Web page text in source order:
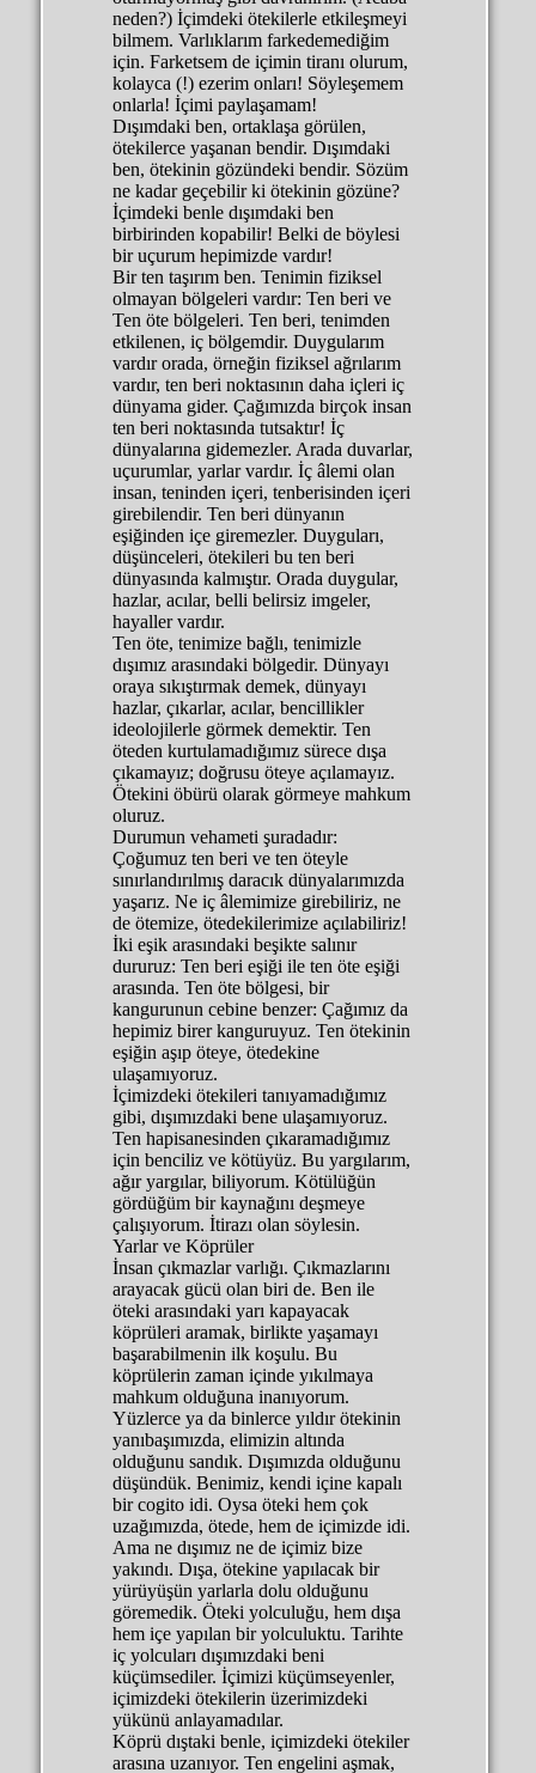
neden?) İçimdeki ötekilerle etkileşmeyi
bilmem. Varlıklarım farkedemediğim
için. Farketsem de içimin tiranı olurum,
kolayca (!) ezerim onları! Söyleşemem
onlarla! İçimi paylaşamam!
Dışımdaki ben, ortaklaşa görülen,
ötekilerce yaşanan bendir. Dışımdaki
ben, ötekinin gözündeki bendir. Sözüm
ne kadar geçebilir ki ötekinin gözüne?
İçimdeki benle dışımdaki ben
birbirinden kopabilir! Belki de böylesi
bir uçurum hepimizde vardır!
Bir ten taşırım ben. Tenimin fiziksel
olmayan bölgeleri vardır: Ten beri ve
Ten öte bölgeleri. Ten beri, tenimden
etkilenen, iç bölgemdir. Duygularım
vardır orada, örneğin fiziksel ağrılarım
vardır, ten beri noktasının daha içleri iç
dünyama gider. Çağımızda birçok insan
ten beri noktasında tutsaktır! İç
dünyalarına gidemezler. Arada duvarlar,
uçurumlar, yarlar vardır. İç âlemi olan
insan, teninden içeri, tenberisinden içeri
girebilendir. Ten beri dünyanın
eşiğinden içe giremezler. Duyguları,
düşünceleri, ötekileri bu ten beri
dünyasında kalmıştır. Orada duygular,
hazlar, acılar, belli belirsiz imgeler,
hayaller vardır.
Ten öte, tenimize bağlı, tenimizle
dışımız arasındaki bölgedir. Dünyayı
oraya sıkıştırmak demek, dünyayı
hazlar, çıkarlar, acılar, bencillikler
ideolojilerle görmek demektir. Ten
öteden kurtulamadığımız sürece dışa
çıkamayız; doğrusu öteye açılamayız.
Ötekini öbürü olarak görmeye mahkum
oluruz.
Durumun vehameti şuradadır:
Çoğumuz ten beri ve ten öteyle
sınırlandırılmış daracık dünyalarımızda
yaşarız. Ne iç âlemimize girebiliriz, ne
de ötemize, ötedekilerimize açılabiliriz!
İki eşik arasındaki beşikte salınır
dururuz: Ten beri eşiği ile ten öte eşiği
arasında. Ten öte bölgesi, bir
kangurunun cebine benzer: Çağımız da
hepimiz birer kanguruyuz. Ten ötekinin
eşiğin aşıp öteye, ötedekine
ulaşamıyoruz.
İçimizdeki ötekileri tanıyamadığımız
gibi, dışımızdaki bene ulaşamıyoruz.
Ten hapisanesinden çıkaramadığımız
için benciliz ve kötüyüz. Bu yargılarım,
ağır yargılar, biliyorum. Kötülüğün
gördüğüm bir kaynağını deşmeye
çalışıyorum. İtirazı olan söylesin.
Yarlar ve Köprüler
İnsan çıkmazlar varlığı. Çıkmazlarını
arayacak gücü olan biri de. Ben ile
öteki arasındaki yarı kapayacak
köprüleri aramak, birlikte yaşamayı
başarabilmenin ilk koşulu. Bu
köprülerin zaman içinde yıkılmaya
mahkum olduğuna inanıyorum.
Yüzlerce ya da binlerce yıldır ötekinin
yanıbaşımızda, elimizin altında
olduğunu sandık. Dışımızda olduğunu
düşündük. Benimiz, kendi içine kapalı
bir cogito idi. Oysa öteki hem çok
uzağımızda, ötede, hem de içimizde idi.
Ama ne dışımız ne de içimiz bize
yakındı. Dışa, ötekine yapılacak bir
yürüyüşün yarlarla dolu olduğunu
göremedik. Öteki yolculuğu, hem dışa
hem içe yapılan bir yolculuktu. Tarihte
iç yolcuları dışımızdaki beni
küçümsediler. İçimizi küçümseyenler,
içimizdeki ötekilerin üzerimizdeki
yükünü anlayamadılar.
Köprü dıştaki benle, içimizdeki ötekiler
arasına uzanıyor. Ten engelini aşmak,